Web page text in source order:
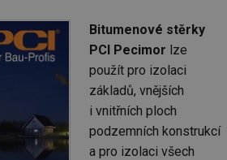
Bitumenové stěrky
PCI Pecimor lze
použít pro izolaci
základů, vnějších
i vnitřních ploch
podzemních konstrukcí
a pro izolaci všech